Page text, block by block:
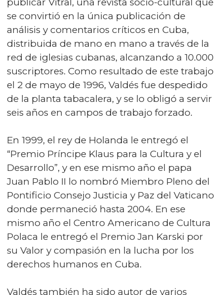
se convirtió en la única publicación de
análisis y comentarios críticos en Cuba,
distribuida de mano en mano a través de la
red de iglesias cubanas, alcanzando a 10.000
suscriptores. Como resultado de este trabajo
el 2 de mayo de 1996, Valdés fue despedido
de la planta tabacalera, y se lo obligó a servir
seis años en campos de trabajo forzado.
En 1999, el rey de Holanda le entregó el
“Premio Príncipe Klaus para la Cultura y el
Desarrollo”, y en ese mismo año el papa
Juan Pablo II lo nombró Miembro Pleno del
Pontificio Consejo Justicia y Paz del Vaticano
donde permaneció hasta 2004. En ese
mismo año el Centro Americano de Cultura
Polaca le entregó el Premio Jan Karski por
su Valor y compasión en la lucha por los
derechos humanos en Cuba.
Valdés también ha sido autor de varios